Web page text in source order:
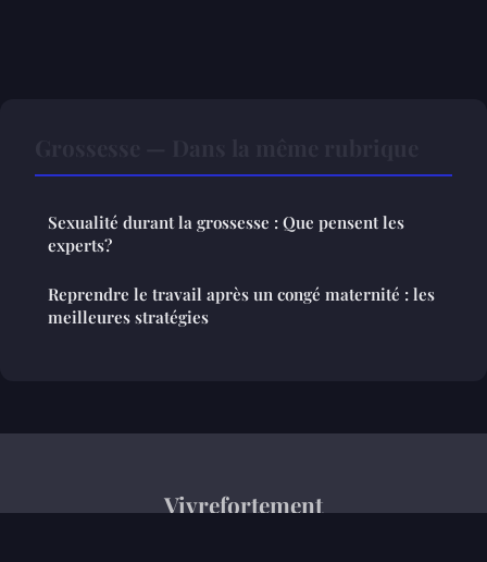
Sexualité durant la grossesse : Que pensent les
experts?
Reprendre le travail après un congé maternité : les
meilleures stratégies
Vivrefortement